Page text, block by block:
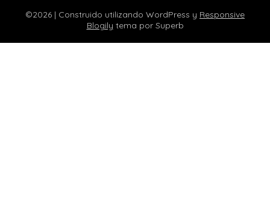
©2026 | Construido utilizando WordPress y Responsive
Blogily tema por Superb